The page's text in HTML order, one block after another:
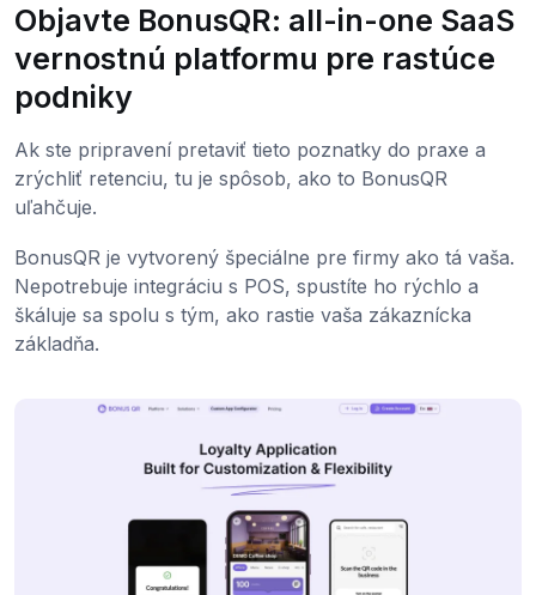
Objavte BonusQR: all-in-one SaaS
vernostnú platformu pre rastúce
podniky
Ak ste pripravení pretaviť tieto poznatky do praxe a
zrýchliť retenciu, tu je spôsob, ako to BonusQR
uľahčuje.
BonusQR je vytvorený špeciálne pre firmy ako tá vaša.
Nepotrebuje integráciu s POS, spustíte ho rýchlo a
škáluje sa spolu s tým, ako rastie vaša zákaznícka
základňa.